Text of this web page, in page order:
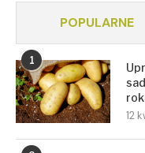
POPULARNE
1
12